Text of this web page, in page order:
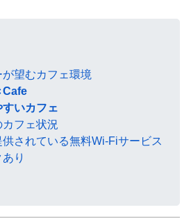
が望むカフェ環境
Cafe
いカフェ
フェ状況
供されている無料Wi-Fiサービス
り